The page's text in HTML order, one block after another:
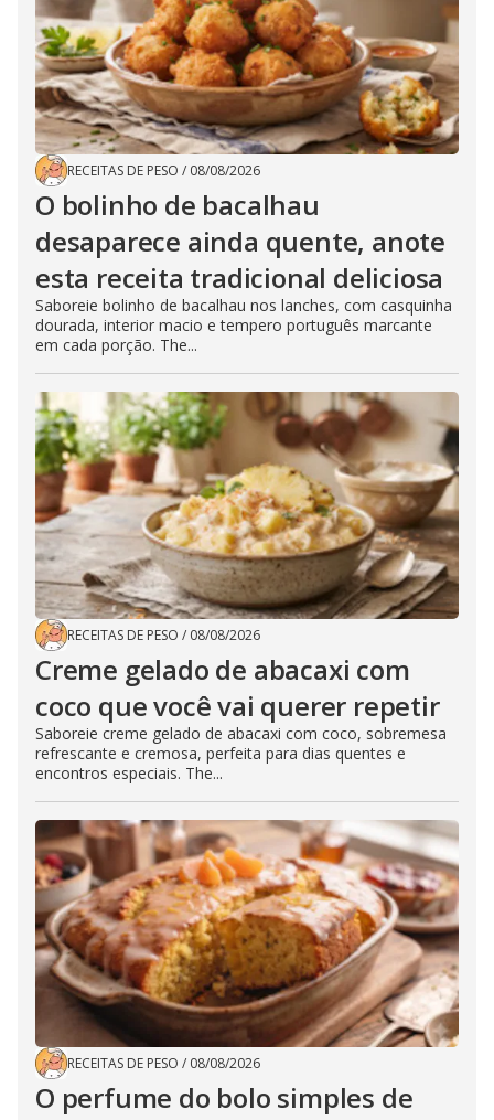
RECEITAS DE PESO / 08/08/2026
O bolinho de bacalhau
desaparece ainda quente, anote
esta receita tradicional deliciosa
Saboreie bolinho de bacalhau nos lanches, com casquinha
dourada, interior macio e tempero português marcante
em cada porção. The...
RECEITAS DE PESO / 08/08/2026
Creme gelado de abacaxi com
coco que você vai querer repetir
Saboreie creme gelado de abacaxi com coco, sobremesa
refrescante e cremosa, perfeita para dias quentes e
encontros especiais. The...
RECEITAS DE PESO / 08/08/2026
O perfume do bolo simples de